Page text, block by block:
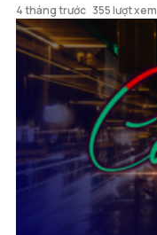
4 tháng trước 355 lượt xem